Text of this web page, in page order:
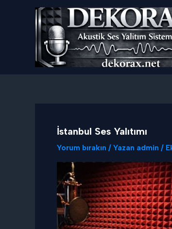
İstanbul Ses Yalıtımı
Yorum bırakın / Yazan admin /